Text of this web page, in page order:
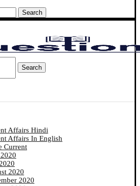
Search
Search
Affairs Hindi
Affairs In English
Current
2020
2020